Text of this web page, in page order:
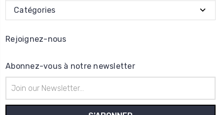
Catégories
Rejoignez-nous
Abonnez-vous à notre newsletter
e-
mail